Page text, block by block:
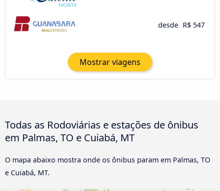
desde R$ 547
Mostrar viagens
Todas as Rodoviárias e estações de ônibus
em Palmas, TO e Cuiabá, MT
O mapa abaixo mostra onde os ônibus param em Palmas, TO
e Cuiabá, MT.